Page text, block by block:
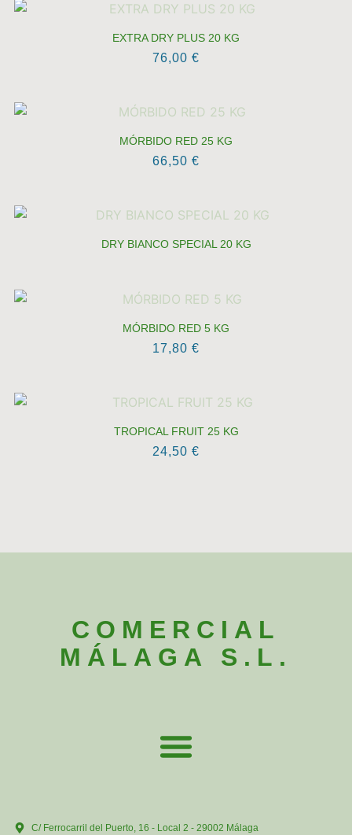
EXTRA DRY PLUS 20 KG
76,00 €
MÓRBIDO RED 25 KG
66,50 €
DRY BIANCO SPECIAL 20 KG
MÓRBIDO RED 5 KG
17,80 €
TROPICAL FRUIT 25 KG
24,50 €
COMERCIAL
MÁLAGA S.L.
C/ Ferrocarril del Puerto, 16 - Local 2 - 29002 Málaga